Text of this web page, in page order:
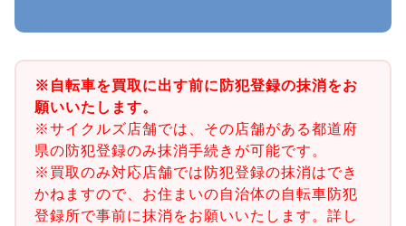
※自転車を買取に出す前に防犯登録の抹消をお
願いいたします。
※サイクルズ店舗では、その店舗がある都道府
県の防犯登録のみ抹消手続きが可能です。
※買取のみ対応店舗では防犯登録の抹消はでき
かねますので、お住まいの自治体の自転車防犯
登録所で事前に抹消をお願いいたします。詳し